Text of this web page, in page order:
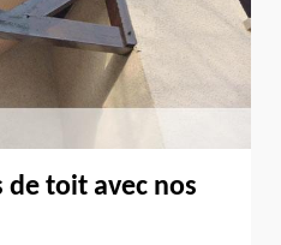
de toit avec nos